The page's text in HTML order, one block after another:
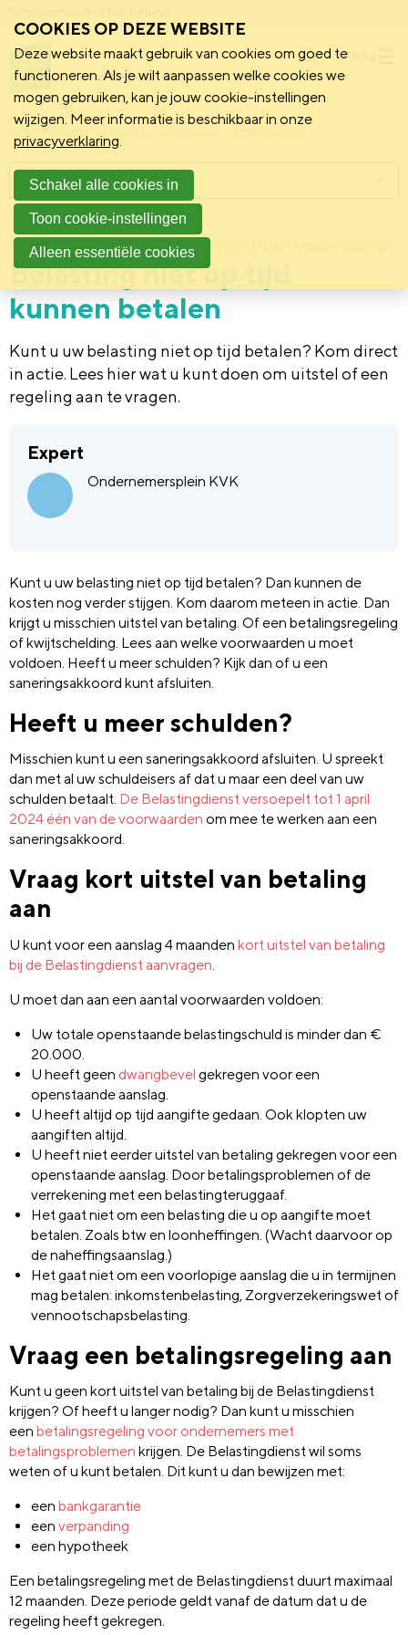
Menu
Schoonmakend Nederland
10 juli 2017 Deze informatie is verstrekt door: Belastingdienst
Belasting niet op tijd
kunnen betalen
Kunt u uw belasting niet op tijd betalen? Kom direct
in actie. Lees hier wat u kunt doen om uitstel of een
regeling aan te vragen.
Expert
Ondernemersplein KVK
Kunt u uw belasting niet op tijd betalen? Dan kunnen de
kosten nog verder stijgen. Kom daarom meteen in actie. Dan
krijgt u misschien uitstel van betaling. Of een betalingsregeling
of kwijtschelding. Lees aan welke voorwaarden u moet
voldoen. Heeft u meer schulden? Kijk dan of u een
saneringsakkoord kunt afsluiten.
Heeft u meer schulden?
Misschien kunt u een saneringsakkoord afsluiten. U spreekt
dan met al uw schuldeisers af dat u maar een deel van uw
schulden betaalt. De Belastingdienst versoepelt tot 1 april
2024 één van de voorwaarden om mee te werken aan een
saneringsakkoord.
Vraag kort uitstel van betaling
aan
U kunt voor een aanslag 4 maanden kort uitstel van betaling
bij de Belastingdienst aanvragen
U moet dan aan een aantal voorwaarden voldoen:
Uw totale openstaande belastingschuld is minder dan €
20.000.
U heeft geen dwangbevel gekregen voor een
openstaande aanslag.
U heeft altijd op tijd aangifte gedaan. Ook klopten uw
aangiften altijd.
U heeft niet eerder uitstel van betaling gekregen voor een
openstaande aanslag. Door betalingsproblemen of de
verrekening met een belastingteruggaaf.
Het gaat niet om een belasting die u op aangifte moet
betalen. Zoals btw en loonheffingen. (Wacht daarvoor op
de naheffingsaanslag.)
Het gaat niet om een voorlopige aanslag die u in termijnen
mag betalen: inkomstenbelasting, Zorgverzekeringswet of
vennootschapsbelasting.
Vraag een betalingsregeling aan
Kunt u geen kort uitstel van betaling bij de Belastingdienst
krijgen? Of heeft u langer nodig? Dan kunt u misschien
een betalingsregeling voor ondernemers met
betalingsproblemen krijgen. De Belastingdienst wil soms
weten of u kunt betalen. Dit kunt u dan bewijzen met:
een bankgarantie
een verpanding
een hypotheek
Een betalingsregeling met de Belastingdienst duurt maximaal
12 maanden. Deze periode geldt vanaf de datum dat u de
regeling heeft gekregen.
Menu
COOKIES OP DEZE WEBSITE
Deze website maakt gebruik van cookies om goed te
functioneren. Als je wilt aanpassen welke cookies we
mogen gebruiken, kan je jouw cookie-instellingen
wijzigen. Meer informatie is beschikbaar in onze
privacyverklaring.
Schakel alle cookies in
Toon cookie-instellingen
Alleen essentiële cookies